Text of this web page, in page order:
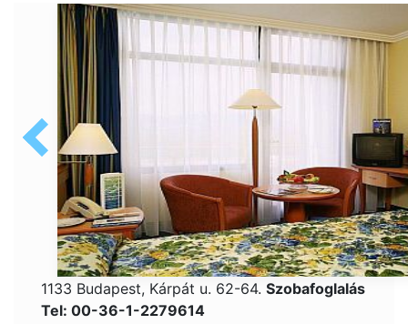
1133 Budapest, Kárpát u. 62-64. Szobafoglalás
Tel: 00-36-1-2279614